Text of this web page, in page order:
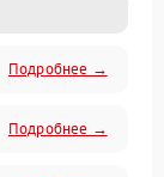
Подробнее →
Подробнее →